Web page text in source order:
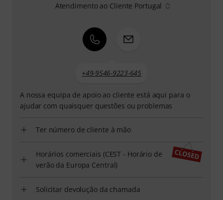
Atendimento ao Cliente Portugal
+49-9546-9223-645
A nossa equipa de apoio ao cliente está aqui para o
ajudar com quaisquer questões ou problemas
Ter número de cliente à mão
Horários comerciais (CEST - Horário de
verão da Europa Central)
Solicitar devolução da chamada